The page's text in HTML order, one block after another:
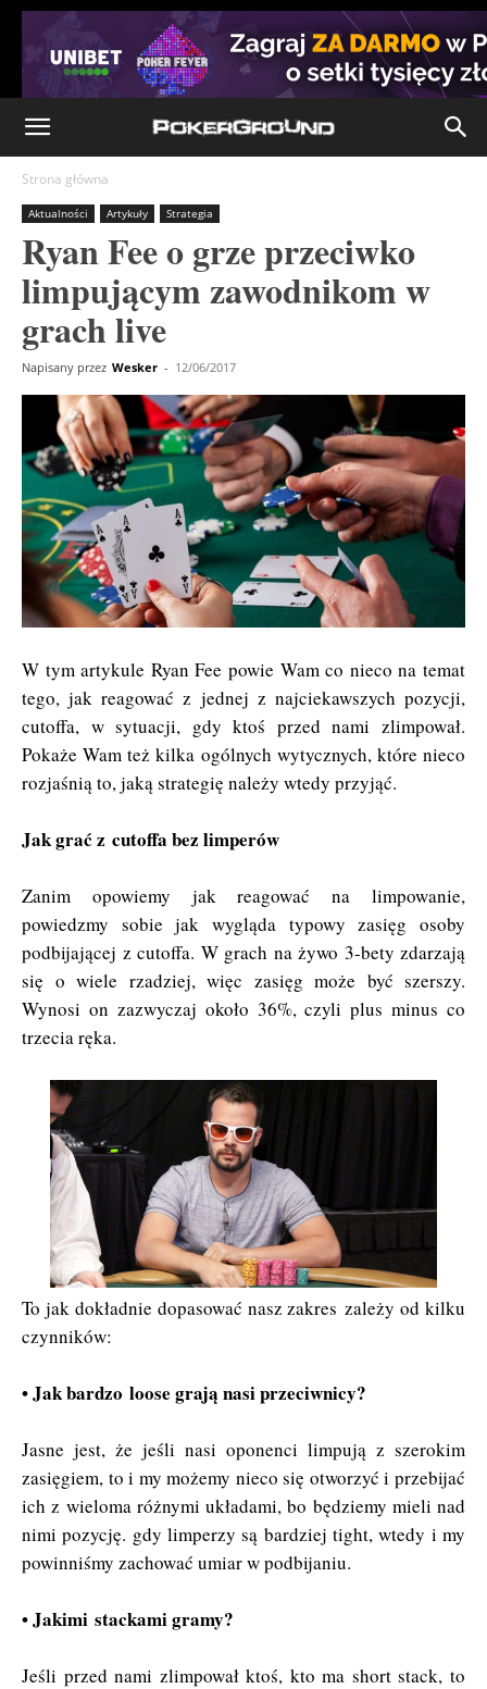
Strona główna
Aktualności Artykuły Strategia
Ryan Fee o grze przeciwko
limpującym zawodnikom w
grach live
Napisany przez Wesker - 12/06/2017
W tym artykule Ryan Fee powie Wam co nieco na temat
tego, jak reagować z jednej z najciekawszych pozycji,
cutoffa, w sytuacji, gdy ktoś przed nami zlimpował.
Pokaże Wam też kilka ogólnych wytycznych, które nieco
rozjaśnią to, jaką strategię należy wtedy przyjąć.
Jak grać z cutoffa bez limperów
Zanim opowiemy jak reagować na limpowanie,
powiedzmy sobie jak wygląda typowy zasięg osoby
podbijającej z cutoffa. W grach na żywo 3-bety zdarzają
się o wiele rzadziej, więc zasięg może być szerszy.
Wynosi on zazwyczaj około 36%, czyli plus minus co
trzecia ręka.
To jak dokładnie dopasować nasz zakres zależy od kilku
czynników:
• Jak bardzo loose grają nasi przeciwnicy?
Jasne jest, że jeśli nasi oponenci limpują z szerokim
zasięgiem, to i my możemy nieco się otworzyć i przebijać
ich z wieloma różnymi układami, bo będziemy mieli nad
nimi pozycję. gdy limperzy są bardziej tight, wtedy i my
powinniśmy zachować umiar w podbijaniu.
• Jakimi stackami gramy?
Jeśli przed nami zlimpował ktoś, kto ma short stack, to